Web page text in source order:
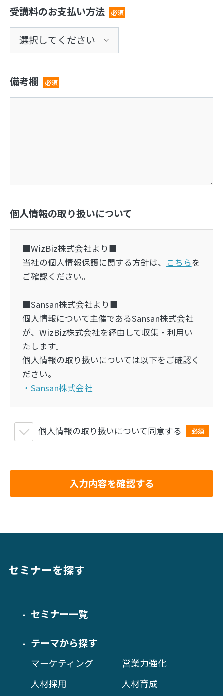
受講料のお支払い方法 必須
備考欄 必須
個人情報の取り扱いについて
■WizBiz株式会社より■
当社の個人情報保護に関する方針は、 こちらを
ご確認ください。
■Sansan株式会社より■
個人情報について主催であるSansan株式会社
が、WizBiz株式会社を経由して収集・利用い
たします。
個人情報の取り扱いについては以下をご確認く
ださい。
・Sansan株式会社
個人情報の取り扱いについて同意する 必須
入力内容を確認する
セミナーを探す
セミナー一覧
テーマから探す
マーケティング
営業力強化
人材採用
人材育成